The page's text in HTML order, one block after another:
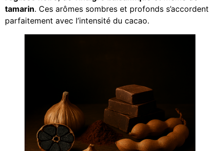
tamarin. Ces arômes sombres et profonds s’accordent
parfaitement avec l’intensité du cacao.